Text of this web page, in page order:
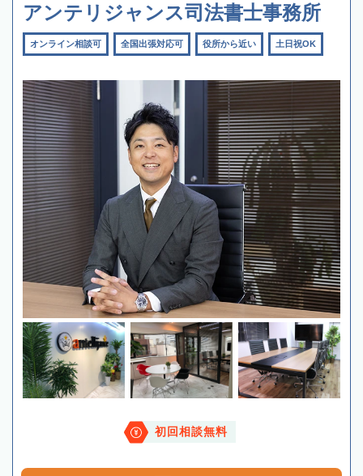
アンテリジャンス司法書士事務所
オンライン相談可 全国出張対応可 役所から近い 土日祝OK
初回相談無料